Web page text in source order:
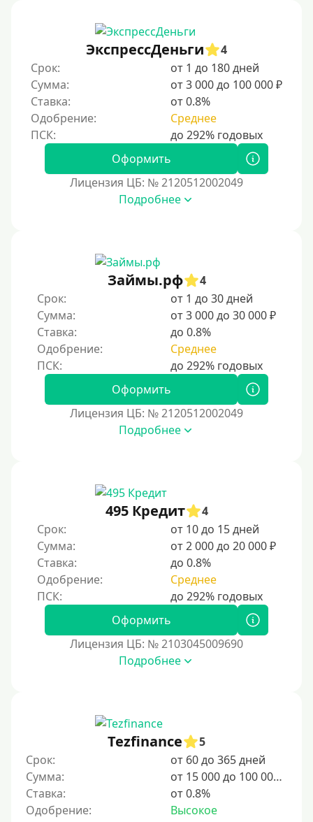
С ежемесячным платежом
Под низкий процент
Без процентов
Первый кредит без переплаты
Без процентов на 30 дней
Без страховок и комиссий
Повторный
Надежные
Без обмана
Без предоплат
Без электронной почты
С автоматическим одобрением
Без номера телефона
Без звонков и проверок
Ночью
На карту круглосуточно
24/7
Деньги в долг
В долг на карту
5 дней
На неделю
10 дней
ЭкспрессДеньги
4
Срок:
от 1 до 180 дней
Сумма:
от 3 000 до 100 000 ₽
Ставка:
от 0.8%
Одобрение:
Среднее
Оформить
Лицензия ЦБ: № 2120512002049
Подробнее
Займы.рф
4
Срок:
от 1 до 30 дней
Сумма:
от 3 000 до 30 000 ₽
Ставка:
до 0.8%
Одобрение:
Среднее
Оформить
Лицензия ЦБ: № 2120512002049
Подробнее
495 Кредит
4
Срок:
от 10 до 15 дней
Сумма:
от 2 000 до 20 000 ₽
Ставка:
до 0.8%
Одобрение:
Среднее
Оформить
Лицензия ЦБ: № 2103045009690
Подробнее
Tezfinance
5
Срок:
от 60 до 365 дней
Сумма:
от 15 000 до 100 000 ₽
Ставка:
от 0.8%
Одобрение:
Высокое